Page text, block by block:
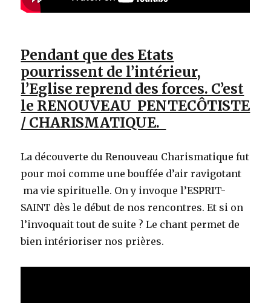
Pendant que des Etats
pourrissent de l’intérieur,
l’Eglise reprend des forces. C’est
le RENOUVEAU PENTECÔTISTE
/ CHARISMATIQUE.
La découverte du Renouveau Charismatique fut
pour moi comme une bouffée d’air ravigotant
ma vie spirituelle. On y invoque l’ESPRIT-
SAINT dès le début de nos rencontres. Et si on
l’invoquait tout de suite ? Le chant permet de
bien intérioriser nos prières.